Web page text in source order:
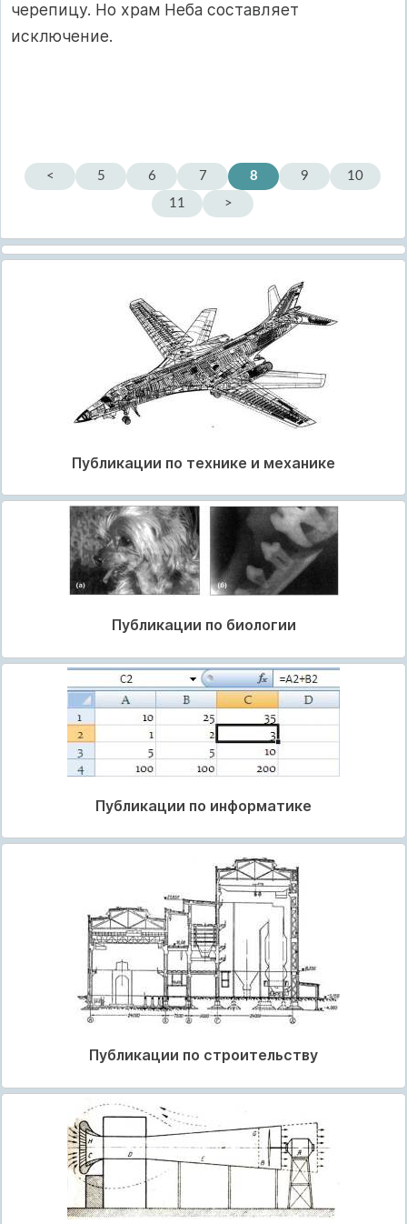
черепицу. Но храм Неба составляет
исключение.
< 5 6 7 8 9
10
11
>
Публикации по технике и механике
Публикации по биологии
Публикации по информатике
Публикации по строительству